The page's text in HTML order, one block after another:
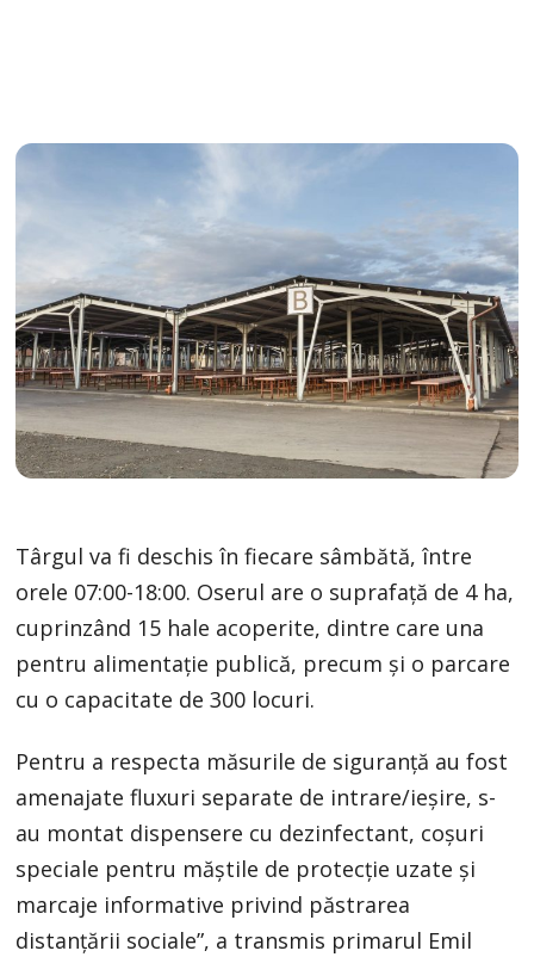
Târgul va fi deschis în fiecare sâmbătă, între
orele 07:00-18:00. Oserul are o suprafață de 4 ha,
cuprinzând 15 hale acoperite, dintre care una
pentru alimentație publică, precum și o parcare
cu o capacitate de 300 locuri.
Pentru a respecta măsurile de siguranță au fost
amenajate fluxuri separate de intrare/ieșire, s-
au montat dispensere cu dezinfectant, coșuri
speciale pentru măștile de protecție uzate și
marcaje informative privind păstrarea
distanțării sociale”, a transmis primarul Emil